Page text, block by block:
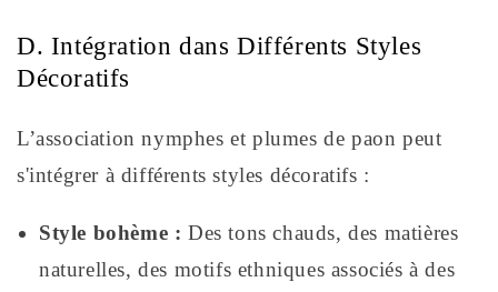
D. Intégration dans Différents Styles
Décoratifs
L’association nymphes et plumes de paon peut
s'intégrer à différents styles décoratifs :
Style bohème : Des tons chauds, des matières
naturelles, des motifs ethniques associés à des